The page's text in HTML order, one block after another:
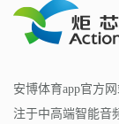
安博体育app官方
注于中高端智能音